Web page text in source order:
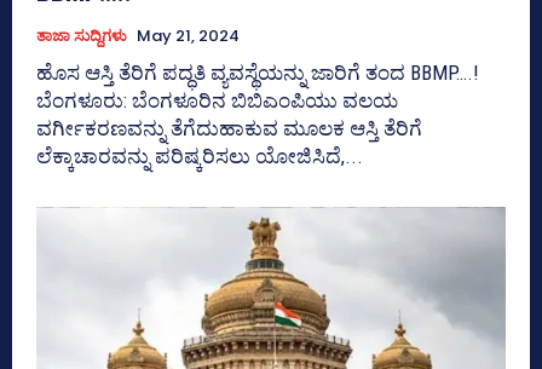
ತಾಜಾ ಸುದ್ದಿಗಳು May 21, 2024
ಹೊಸ ಆಸ್ತಿ ತೆರಿಗೆ ಪದ್ಧತಿ ವ್ಯವಸ್ಥೆಯನ್ನು ಜಾರಿಗೆ ತಂದ BBMP….!
ಬೆಂಗಳೂರು: ಬೆಂಗಳೂರಿನ ಬಿಬಿಎಂಪಿಯು ವಲಯ
ವರ್ಗೀಕರಣವನ್ನು ತೆಗೆದುಹಾಕುವ ಮೂಲಕ ಆಸ್ತಿ ತೆರಿಗೆ
ಲೆಕ್ಕಾಚಾರವನ್ನು ಪರಿಷ್ಕರಿಸಲು ಯೋಜಿಸಿದೆ,...